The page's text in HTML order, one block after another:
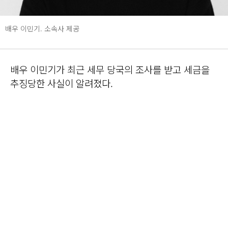
배우 이민기. 소속사 제공
배우 이민기가 최근 세무 당국의 조사를 받고 세금을
추징당한 사실이 알려졌다.